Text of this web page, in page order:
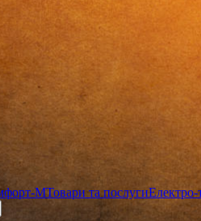
МТовари та послугиЕлектро-